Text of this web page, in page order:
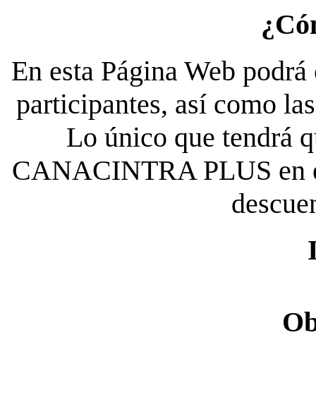
En esta Página Web
participantes, así como
Lo único que tendrá
CANACINTRA PLUS en